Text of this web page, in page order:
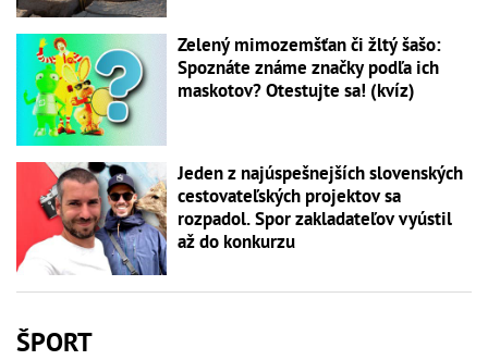
Zelený mimozemšťan či žltý šašo:
Spoznáte známe značky podľa ich
maskotov? Otestujte sa! (kvíz)
Jeden z najúspešnejších slovenských
cestovateľských projektov sa
rozpadol. Spor zakladateľov vyústil
až do konkurzu
ŠPORT